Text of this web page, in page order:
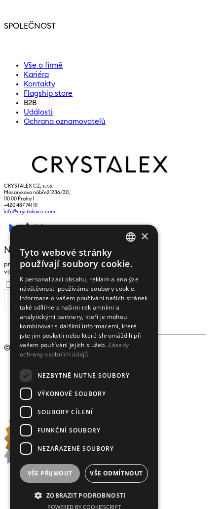
SPOLEČNOST
Vše o firmě
Kariéra
Kontakty
Flagship store
B2B
Události
Ochrana oznamovatelů
CRYSTALEX CZ, s.r.o.
Masarykovo nábřeží 236/30,
110 00 Praha 1
+420 487 741 111
info@crystalexcz.com
NEWSLETTER
pro zasílání zpráv a novinek zadejte prosím
vaši e-mailovou adresu
Souhlasím se zpracováním osobních údajů
ODEBÍRAT
© 2009 - 2026Crystalex CZ, s.r.o.
×
Tyto webové stránky
používají soubory cookie.
K personalizaci obsahu, reklam a analýze
návštěvnosti používáme soubory cookie.
Informace o vašem používání našich stránek
také sdílíme s našimi reklamními a
analytickými partnery, kteří je mohou
kombinovat s dalšími informacemi, které
jste jim poskytli nebo které shromáždili při
vašem používání jejich služeb.Zásady
ochrany osobních údajů
NEZBYTNĚ NUTNÉ SOUBORY
VÝKONOVÉ SOUBORY
SOUBORY CÍLENÍ
FUNKČNÍ SOUBORY
NEZAŘAZENÉ SOUBORY
VŠE PŘIJMOUT VŠE ODMÍTNOUT
ZOBRAZIT PODROBNOSTI
POWERED BY COOKIESCRIPT